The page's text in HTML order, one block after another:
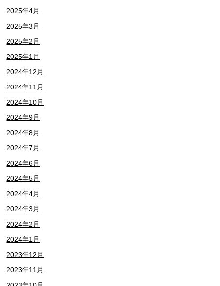
2025年4月
2025年3月
2025年2月
2025年1月
2024年12月
2024年11月
2024年10月
2024年9月
2024年8月
2024年7月
2024年6月
2024年5月
2024年4月
2024年3月
2024年2月
2024年1月
2023年12月
2023年11月